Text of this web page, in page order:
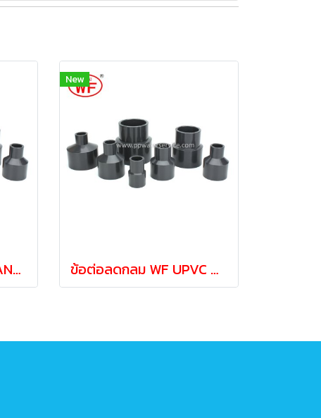
ต่อลดกลม WF UPVC ANSI Reducing Coupling 1-1/2"ลด 1/2"
New
ข้อต่อลดกลม WF UPVC ANSI Reducing Coupling 3/4"ลด1/2"